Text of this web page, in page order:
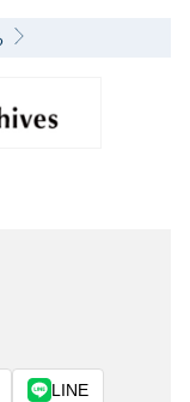
LINE